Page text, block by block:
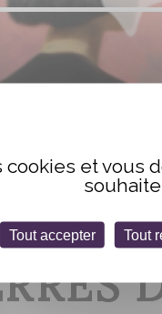
et vous
Tout accepter Tout